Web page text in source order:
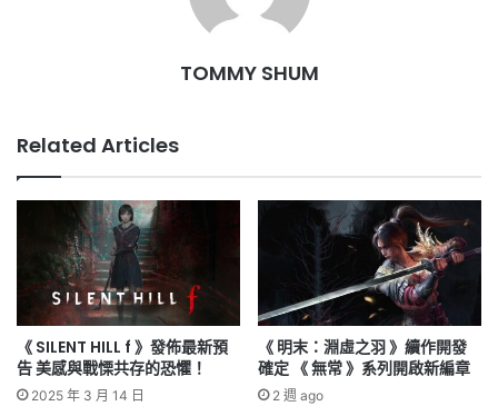
TOMMY SHUM
Related Articles
《 SILENT HILL f 》發佈最新預
告 美感與戰慄共存的恐懼！
2025 年 3 月 14 日
《 明末：淵虛之羽 》續作開發
確定 《 無常 》系列開啟新編章
2 週 ago